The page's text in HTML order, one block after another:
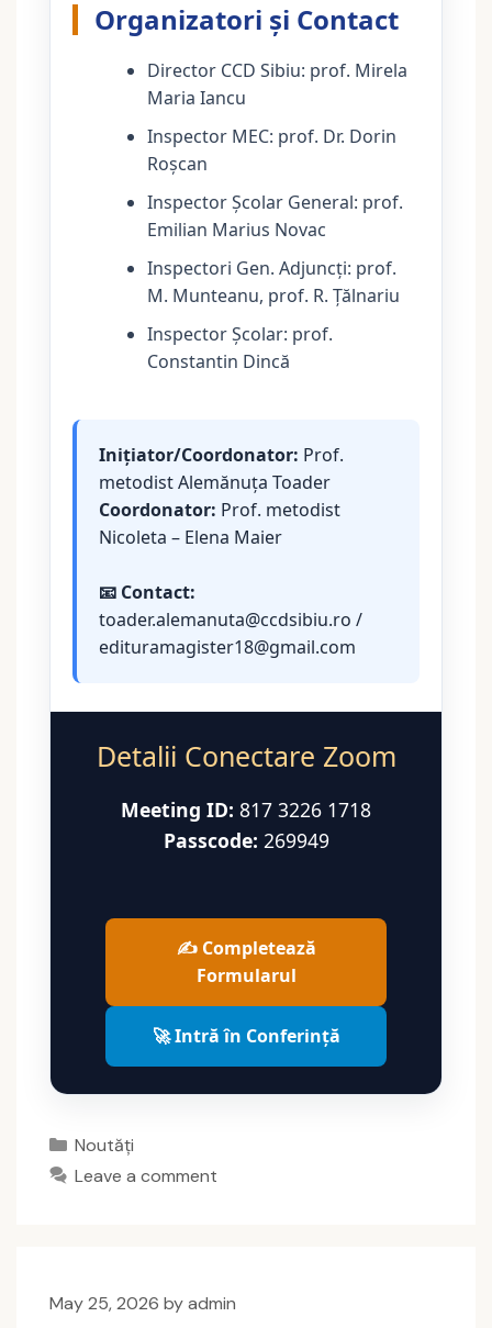
Organizatori și Contact
Director CCD Sibiu: prof. Mirela
Maria Iancu
Inspector MEC: prof. Dr. Dorin
Roșcan
Inspector Școlar General: prof.
Emilian Marius Novac
Inspectori Gen. Adjuncți: prof.
M. Munteanu, prof. R. Țălnariu
Inspector Școlar: prof.
Constantin Dincă
Inițiator/Coordonator: Prof.
metodist Alemănuța Toader
Coordonator: Prof. metodist
Nicoleta – Elena Maier
📧 Contact:
toader.alemanuta@ccdsibiu.ro /
edituramagister18@gmail.com
Detalii Conectare Zoom
Meeting ID: 817 3226 1718
Passcode: 269949
✍️ Completează
Formularul
🚀 Intră în Conferință
Categories
Noutăți
Leave a comment
May 25, 2026 byadmin